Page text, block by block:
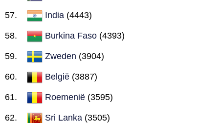
India (4443)
Burkina Faso (4393)
Zweden (3904)
België (3887)
Roemenië (3595)
Sri Lanka (3505)